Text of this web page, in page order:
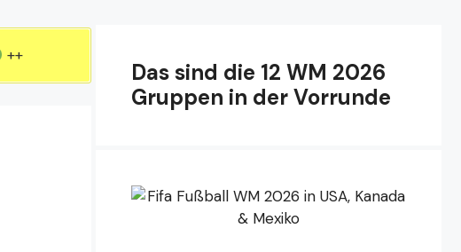
++
Das sind die 12 WM 2026
Gruppen in der Vorrunde